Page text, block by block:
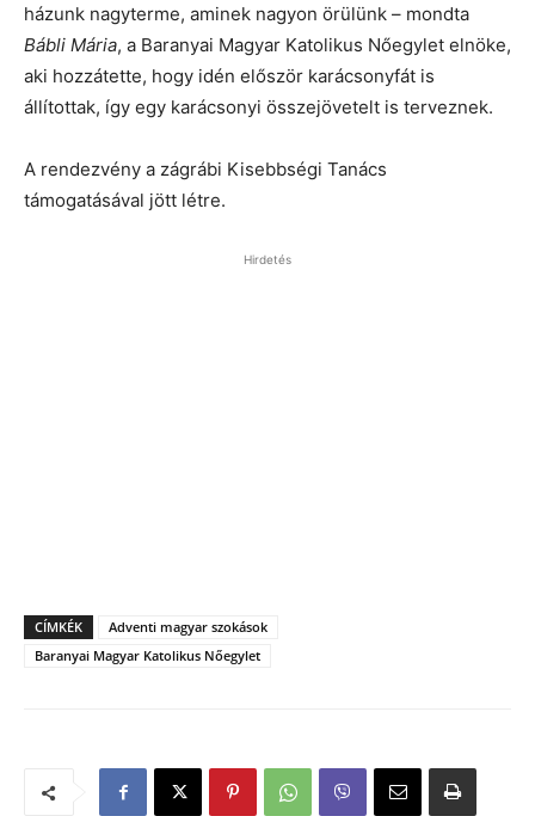
házunk nagyterme, aminek nagyon örülünk – mondta
Bábli Mária, a Baranyai Magyar Katolikus Nőegylet elnöke,
aki hozzátette, hogy idén először karácsonyfát is
állítottak, így egy karácsonyi összejövetelt is terveznek.
A rendezvény a zágrábi Kisebbségi Tanács
támogatásával jött létre.
Hirdetés
CÍMKÉK
Adventi magyar szokások
Baranyai Magyar Katolikus Nőegylet